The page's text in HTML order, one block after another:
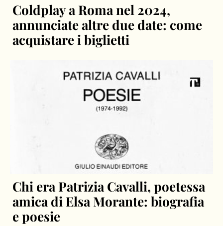
Coldplay a Roma nel 2024,
annunciate altre due date: come
acquistare i biglietti
Chi era Patrizia Cavalli, poetessa
amica di Elsa Morante: biografia
e poesie